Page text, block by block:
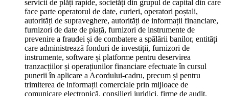
servicii de plăți rapide, societăți din grupul de capital din care
face parte operatorul de date, curieri, operatori poștali,
autorități de supraveghere, autorități de informații financiare,
furnizori de date de piață, furnizori de instrumente de
prevenire a fraudei și de combatere a spălării banilor, entități
care administrează fonduri de investiții, furnizori de
instrumente, software și platforme pentru deservirea
tranzacțiilor și operațiunilor financiare efectuate în cursul
punerii în aplicare a Acordului-cadru, precum și pentru
trimiterea de informații comerciale prin mijloace de
comunicare electronică, consilieri juridici, firme de audit,